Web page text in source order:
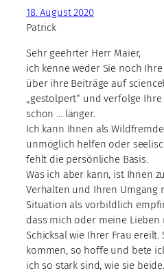
18. August 2020
Patrick
Sehr geehrter Herr Maier,
ich kenne weder Sie noch
über ihre Beiträge auf
„gestolpert“ und verfolge
schon … länger.
Ich kann Ihnen als
unmöglich helfen oder
fehlt die persönliche Basis.
Was ich aber kann, ist Ihnen
Verhalten und Ihren Umgang
Situation als vorbildlich
dass mich oder meine
Schicksal wie Ihrer Frau ereilt.
kommen, so hoffe und bete
ich so stark sind, wie sie beide.